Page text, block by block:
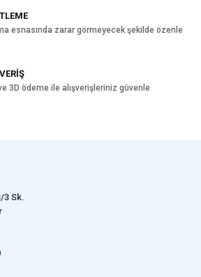
esnasında zarar görmeyecek şekilde özenle
3D ödeme ile alışverişleriniz güvenle
3 Sk.